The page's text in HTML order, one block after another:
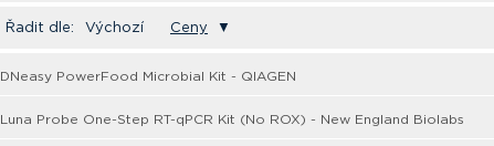
Řadit dle: Výchozí Ceny ▼
DNeasy PowerFood Microbial Kit - QIAGEN
Luna Probe One-Step RT-qPCR Kit (No ROX) - New England Biolabs